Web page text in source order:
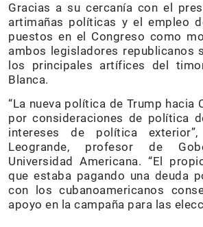
Gracias a su cercanía con el
artimañas políticas y el empleo
puestos en el Congreso como
ambos legisladores republicanos
los principales artífices del
Blanca.
“La nueva política de Trump hacia
por consideraciones de política
intereses de política
Leogrande, profesor de
Universidad Americana. “El
que estaba pagando una deuda
con los cubanoamericanos
apoyo en la campaña para las